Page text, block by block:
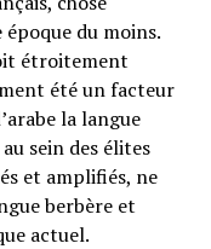
du moins.
étroitement
été un facteur
la langue
sein des élites
et amplifiés, ne
berbère et
actuel.